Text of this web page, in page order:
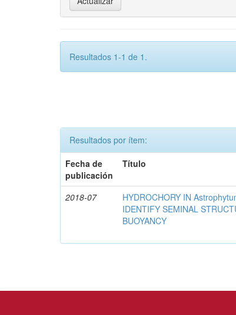
Resultados 1-1 de 1.
Resultados por ítem:
Fecha de
publicación
Título
2018-07
HYDROCHORY IN
IDENTIFY SEMINAL
BUOYANCY